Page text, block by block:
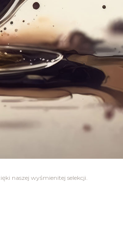
naszej wyśmienitej selekcji.